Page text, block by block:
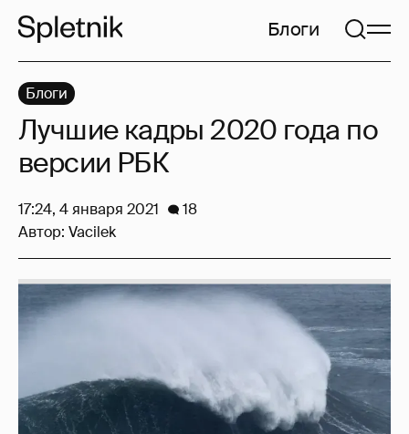
Блоги
Блоги
Лучшие кадры 2020 года по
версии РБК
17:24, 4 января 2021
18
Автор: Vacilek